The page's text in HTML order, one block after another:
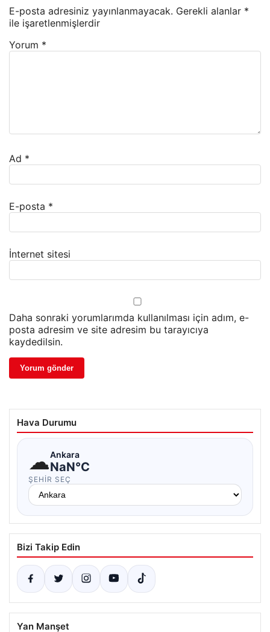
E-posta adresiniz yayınlanmayacak. Gerekli alanlar *
ile işaretlenmişlerdir
Yorum *
Ad *
E-posta *
İnternet sitesi
Daha sonraki yorumlarımda kullanılması için adım, e-
posta adresim ve site adresim bu tarayıcıya
kaydedilsin.
Hava Durumu
☁Ankara
NaN°C
ŞEHIR SEÇ
Bizi Takip Edin
Yan Manşet